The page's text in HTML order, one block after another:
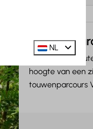
Klimmen en
hoogte van een
touwenparcours
NL